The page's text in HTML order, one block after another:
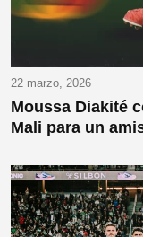
22 marzo, 2026
Moussa Diakité
Mali para un